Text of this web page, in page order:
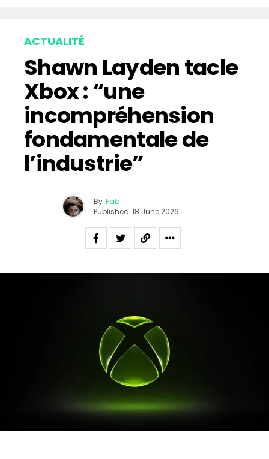
ACTUALITÉ
Shawn Layden tacle
Xbox : “une
incompréhension
fondamentale de
l’industrie”
By Fab !
Published 18 June 2026